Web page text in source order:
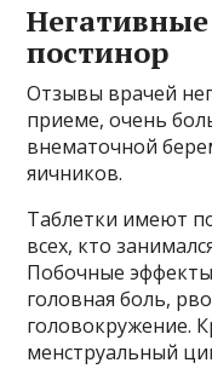
постинор
Отзывы врачей
приеме, очень
внематочной
яичников.
Таблетки имеют
всех, кто
Побочные
головная боль,
головокружение.
менструальный